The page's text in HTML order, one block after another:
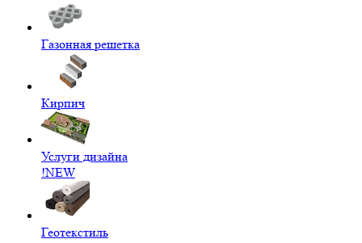
Газонная решетка
Кирпич
Услуги дизайна
!NEW
Геотекстиль